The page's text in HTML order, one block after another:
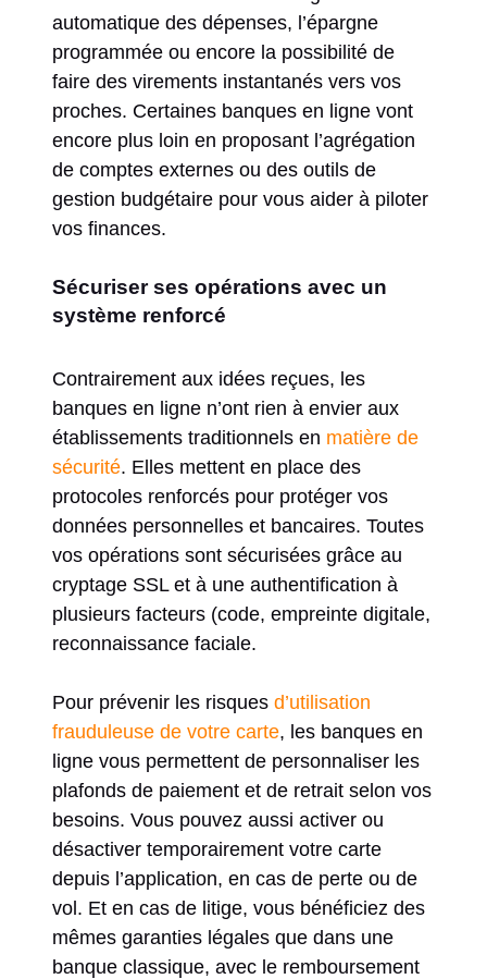
automatique des dépenses, l’épargne
programmée ou encore la possibilité de
faire des virements instantanés vers vos
proches. Certaines banques en ligne vont
encore plus loin en proposant l’agrégation
de comptes externes ou des outils de
gestion budgétaire pour vous aider à piloter
vos finances.
Sécuriser ses opérations avec un
système renforcé
Contrairement aux idées reçues, les
banques en ligne n’ont rien à envier aux
établissements traditionnels en matière de
sécurité. Elles mettent en place des
protocoles renforcés pour protéger vos
données personnelles et bancaires. Toutes
vos opérations sont sécurisées grâce au
cryptage SSL et à une authentification à
plusieurs facteurs (code, empreinte digitale,
reconnaissance faciale.
Pour prévenir les risques d’utilisation
frauduleuse de votre carte, les banques en
ligne vous permettent de personnaliser les
plafonds de paiement et de retrait selon vos
besoins. Vous pouvez aussi activer ou
désactiver temporairement votre carte
depuis l’application, en cas de perte ou de
vol. Et en cas de litige, vous bénéficiez des
mêmes garanties légales que dans une
banque classique, avec le remboursement